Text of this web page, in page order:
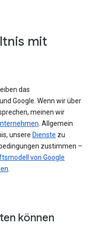
mit
das
Google. Wenn wir über
meinen wir
. Allgemein
unsere Dienste zu
zustimmen –
von Google
können